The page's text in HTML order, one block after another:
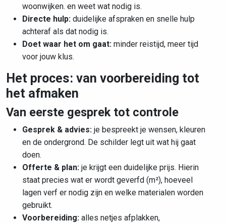
woonwijken. en weet wat nodig is.
Directe hulp: duidelijke afspraken en snelle hulp
achteraf als dat nodig is.
Doet waar het om gaat: minder reistijd, meer tijd
voor jouw klus.
Het proces: van voorbereiding tot
het afmaken
Van eerste gesprek tot controle
Gesprek & advies: je bespreekt je wensen, kleuren
en de ondergrond. De schilder legt uit wat hij gaat
doen.
Offerte & plan: je krijgt een duidelijke prijs. Hierin
staat precies wat er wordt geverfd (m²), hoeveel
lagen verf er nodig zijn en welke materialen worden
gebruikt.
Voorbereiding: alles netjes afplakken,